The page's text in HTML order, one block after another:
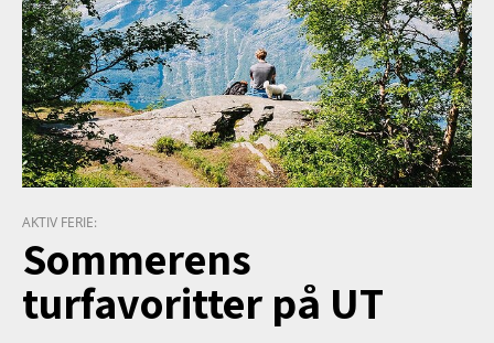
AKTIV FERIE:
Sommerens
turfavoritter på UT